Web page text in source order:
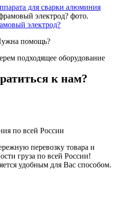
для сварки алюминия
электрод?
помощь?
подходящее оборудование
к нам?
по всей России
перевозку товара и
груза по всей России!
удобным для Вас способом.